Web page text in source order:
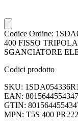
Codice Ordine:
400 FISSO
SGANCIATORE
Codici prodotto
SKU: 1SDA054336R1
EAN: 8015644554347
GTIN:
MPN: T5S 400